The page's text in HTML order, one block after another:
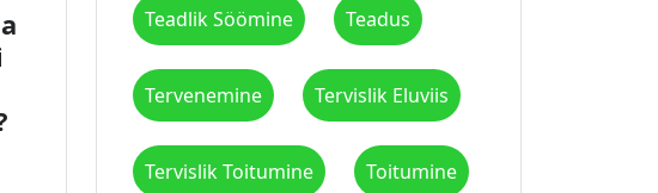
Teadlik Söömine Teadus
Tervenemine Tervislik Eluviis
Tervislik Toitumine Toitumine